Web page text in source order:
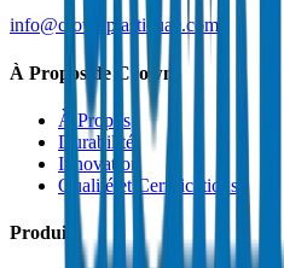
info@crownplasticuae.com
À Propos de Crown
À Propos
Durabilité
Innovation
Qualité et Certifications
Produits